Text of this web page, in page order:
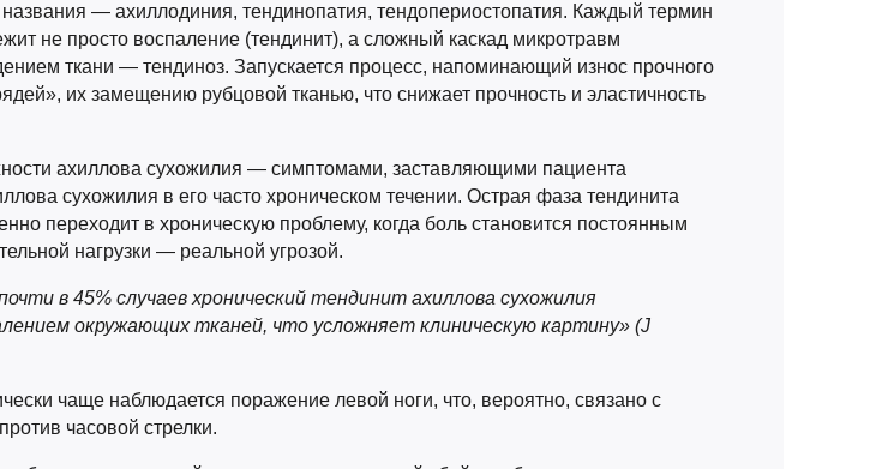
— ахиллодиния, тендинопатия, тендопериостопатия. Каждый термин
не просто воспаление (тендинит), а сложный каскад микротравм
ткани — тендиноз. Запускается процесс, напоминающий износ прочного
их замещению рубцовой тканью, что снижает прочность и эластичность
ахиллова сухожилия — симптомами, заставляющими пациента
сухожилия в его часто хроническом течении. Острая фаза тендинита
переходит в хроническую проблему, когда боль становится постоянным
нагрузки — реальной угрозой.
в 45% случаев хронический тендинит ахиллова сухожилия
окружающих тканей, что усложняет клиническую картину» (J
чаще наблюдается поражение левой ноги, что, вероятно, связано с
часовой стрелки.